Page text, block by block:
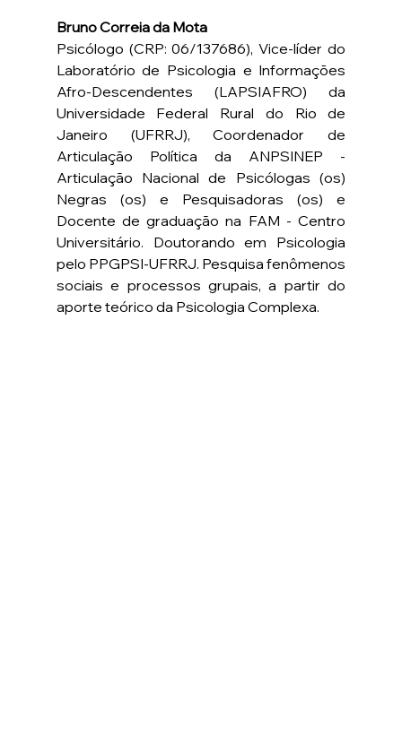
Bruno Correia da Mota
Psicólogo (CRP: 06/137686), Vice-líder do
Laboratório de Psicologia e Informações
Afro-Descendentes (LAPSIAFRO) da
Universidade Federal Rural do Rio de
Janeiro (UFRRJ), Coordenador de
Articulação Política da ANPSINEP -
Articulação Nacional de Psicólogas (os)
Negras (os) e Pesquisadoras (os) e
Docente de graduação na FAM - Centro
Universitário. Doutorando em Psicologia
pelo PPGPSI-UFRRJ. Pesquisa fenômenos
sociais e processos grupais, a partir do
aporte teórico da Psicologia Complexa.